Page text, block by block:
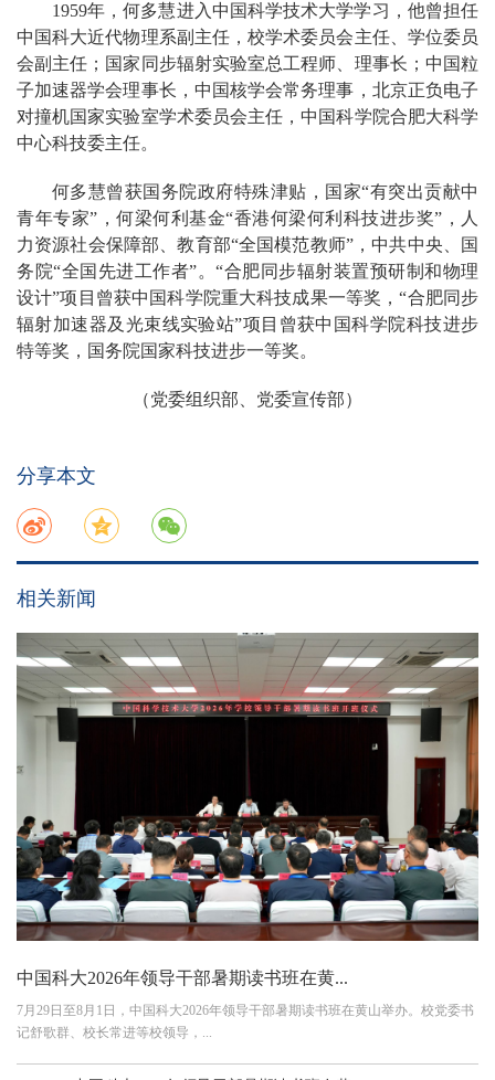
1959年，何多慧进入中国科学技术大学学习，他曾担任
中国科大近代物理系副主任，校学术委员会主任、学位委员
会副主任；国家同步辐射实验室总工程师、理事长；中国粒
子加速器学会理事长，中国核学会常务理事，北京正负电子
对撞机国家实验室学术委员会主任，中国科学院合肥大科学
中心科技委主任。
何多慧曾获国务院政府特殊津贴，国家“有突出贡献中
青年专家”，何梁何利基金“香港何梁何利科技进步奖”，人
力资源社会保障部、教育部“全国模范教师”，中共中央、国
务院“全国先进工作者”。“合肥同步辐射装置预研制和物理
设计”项目曾获中国科学院重大科技成果一等奖，“合肥同步
辐射加速器及光束线实验站”项目曾获中国科学院科技进步
特等奖，国务院国家科技进步一等奖。
（党委组织部、党委宣传部）
分享本文
相关新闻
中国科大2026年领导干部暑期读书班在黄...
7月29日至8月1日，中国科大2026年领导干部暑期读书班在黄山举办。校党委书
记舒歌群、校长常进等校领导，...